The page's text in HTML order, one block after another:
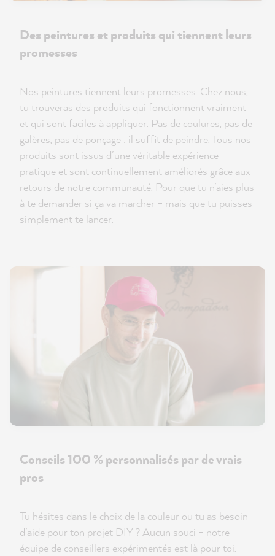
Des peintures et produits qui tiennent leurs
promesses
Nos peintures tiennent leurs promesses. Chez nous,
tu trouveras des produits qui fonctionnent vraiment
et qui sont faciles à appliquer. Pas de coulures, pas de
galères, pas de ponçage : il suffit de peindre. Tous nos
produits sont issus d’une véritable expérience
pratique et sont continuellement améliorés grâce aux
retours de notre communauté. Pour que tu n’aies plus
à te demander si ça va marcher – mais que tu puisses
simplement te lancer.
Conseils 100 % personnalisés par de vrais
pros
Tu hésites dans le choix de la couleur ou tu as besoin
d’aide pour ton projet DIY ? Aucun souci – notre
équipe de conseillers expérimentés est là pour toi.